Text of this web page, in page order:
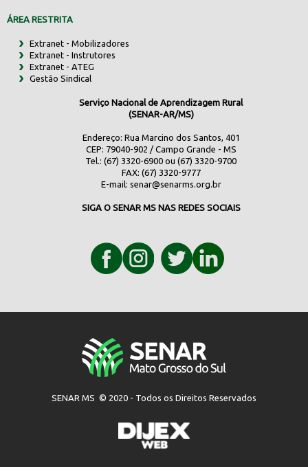
ÁREA RESTRITA
Extranet - Mobilizadores
Extranet - Instrutores
Extranet - ATEG
Gestão Sindical
Serviço Nacional de Aprendizagem Rural
(SENAR-AR/MS)
Endereço: Rua Marcino dos Santos, 401
CEP: 79040-902 / Campo Grande - MS
Tel.: (67) 3320-6900 ou (67) 3320-9700
FAX: (67) 3320-9777
E-mail: senar@senarms.org.br
SIGA O SENAR MS NAS REDES SOCIAIS
SENAR MS © 2020 - Todos os Direitos Reservados